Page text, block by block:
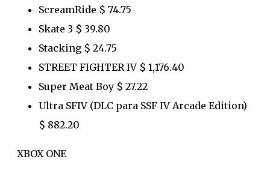
ScreamRide $ 74.75
Skate 3 $ 39.80
Stacking $ 24.75
STREET FIGHTER IV $ 1,176.40
Super Meat Boy $ 27.22
Ultra SFIV (DLC para SSF IV Arcade Edition)
$ 882.20
XBOX ONE